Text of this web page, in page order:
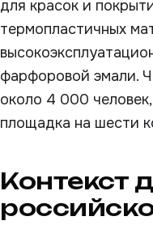
для красок и
термопластичных
фарфоровой эмали.
около 4 000
площадка на шести
Контекст